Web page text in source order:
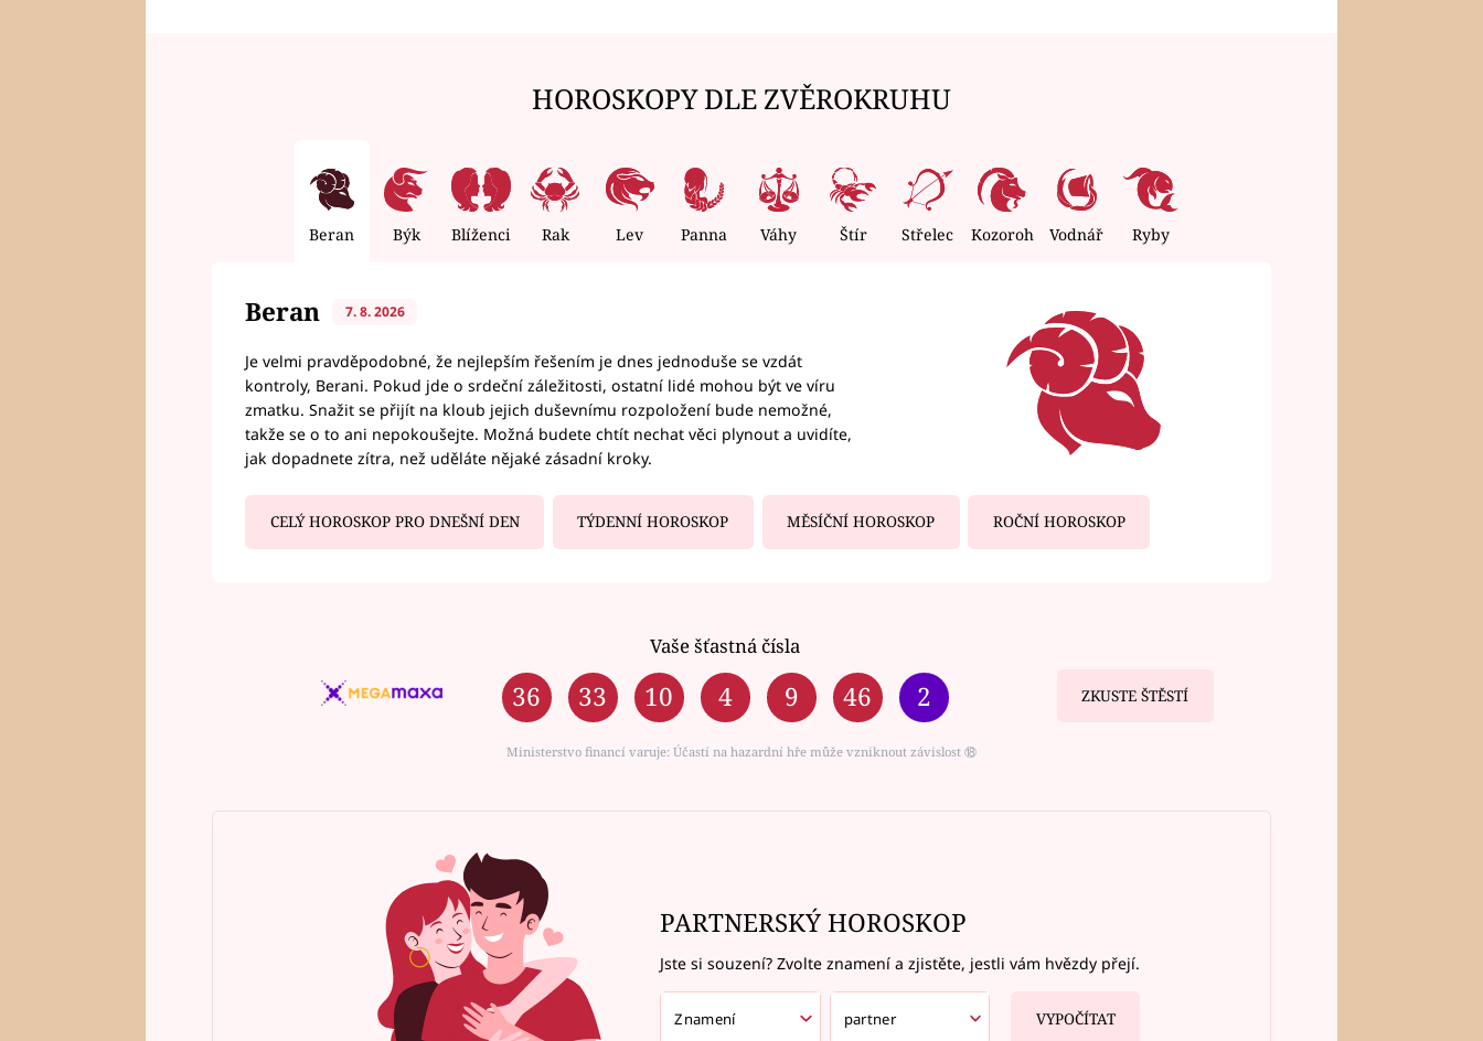
HOROSKOPY DLE ZVĚROKRUHU
Beran Býk Blíženci Rak Lev Panna Váhy Štír Střelec Kozoroh Vodnář Ryby
Beran 7. 8. 2026
Je velmi pravděpodobné, že nejlepším řešením je dnes jednoduše se vzdát
kontroly, Berani. Pokud jde o srdeční záležitosti, ostatní lidé mohou být ve víru
zmatku. Snažit se přijít na kloub jejich duševnímu rozpoložení bude nemožné,
takže se o to ani nepokoušejte. Možná budete chtít nechat věci plynout a uvidíte,
jak dopadnete zítra, než uděláte nějaké zásadní kroky.
CELÝ HOROSKOP PRO DNEŠNÍ DEN TÝDENNÍ HOROSKOP MĚSÍČNÍ HOROSKOP ROČNÍ HOROSKOP
Vaše šťastná čísla
36 33 10 4 9 46 2 ZKUSTE ŠTĚSTÍ
Ministerstvo financí varuje: Účastí na hazardní hře může vzniknout závislost ⑱
PARTNERSKÝ HOROSKOP
Jste si souzení? Zvolte znamení a zjistěte, jestli vám hvězdy přejí.
VYPOČÍTAT